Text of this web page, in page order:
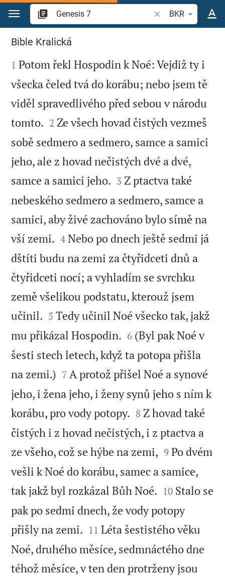
Přejít na obsah
Vyhledat biblický
BKR
Genesis 7
Bible Kralická

1 Potom řekl Hospodin k Noé: Vejdiž ty i
všecka čeled tvá do korábu; nebo jsem tě
viděl spravedlivého před sebou v národu
tomto. 

2 Ze všech hovad čistých vezmeš
sobě sedmero a sedmero, samce a samici
jeho, ale z hovad nečistých dvé a dvé,
samce a samici jeho. 

3 Z ptactva také
nebeského sedmero a sedmero, samce a
samici, aby živé zachováno bylo símě na
vší zemi. 

4 Nebo po dnech ještě sedmi já
dštíti budu na zemi za čtyřidceti dnů a
čtyřidceti nocí; a vyhladím se svrchku
země všelikou podstatu, kterouž jsem
učinil. 

5 Tedy učinil Noé všecko tak, jakž
mu přikázal Hospodin. 

6 (Byl pak Noé v
šesti stech letech, když ta potopa přišla
na zemi.) 

7 A protož přišel Noé a synové
jeho, i žena jeho, i ženy synů jeho s ním k
korábu, pro vody potopy. 

8 Z hovad také
čistých i z hovad nečistých, i z ptactva a
ze všeho, což se hýbe na zemi, 

9 Po dvém
vešli k Noé do korábu, samec a samice,
tak jakž byl rozkázal Bůh Noé. 

10 Stalo se
pak po sedmi dnech, že vody potopy
přišly na zemi. 

11 Léta šestistého věku
Noé, druhého měsíce, sedmnáctého dne
téhož měsíce, v ten den protrženy jsou